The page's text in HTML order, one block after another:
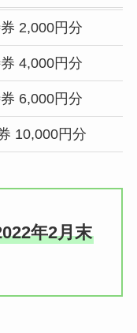
2,000円分
4,000円分
6,000円分
10,000円分
年2月末